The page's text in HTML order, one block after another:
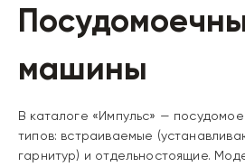
машины
В каталоге «Импульс» —
типов: встраиваемые
гарнитур) и отдельностоящие.